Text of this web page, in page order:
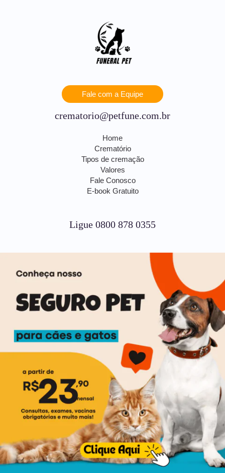
Fale com a Equipe
crematorio@petfune.com.br
Home
Crematório
Tipos de cremação
Valores
Fale Conosco
E-book Gratuito
Ligue 0800 878 0355